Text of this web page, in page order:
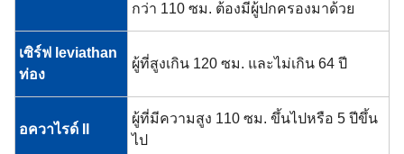
กว่า 110 ซม. ต้องมีผู้ปกครองมาด้วย
เซิร์ฟ leviathan
ท่อง
ผู้ที่สูงเกิน 120 ซม. และไม่เกิน 64 ปี
อควาไรด์ II
ผู้ที่มีความสูง 110 ซม. ขึ้นไปหรือ 5 ปีขึ้น
ไป